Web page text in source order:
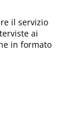
il servizio
ai
in formato